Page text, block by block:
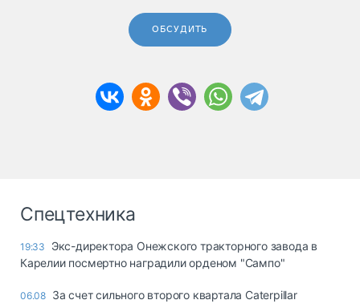
ОБСУДИТЬ
Спецтехника
19:33
Экс-директора Онежского тракторного завода в
Карелии посмертно наградили орденом "Сампо"
06.08 За счет сильного второго квартала Caterpillar